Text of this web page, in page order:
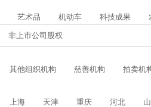
艺术品 机动车 科技成果
非上市公司股权
其他组织机构 慈善机构 拍卖机
上海 天津 重庆 河北